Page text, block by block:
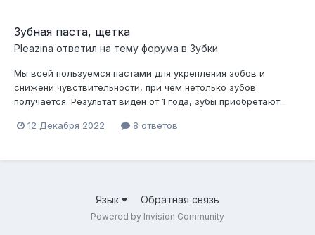
Зубная паста, щетка
Pleazina ответил на тему форума в Зубки
Мы всей пользуемся пастами для укрепления зобов и
снижени чувствительности, при чем нетолько зубов
получается. Результат виден от 1 года, зубы приобретают...
12 Декабря 2022 8 ответов
Язык Обратная связь
Powered by Invision Community